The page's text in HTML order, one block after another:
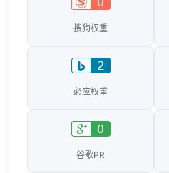
搜狗权重
必应权重
谷歌PR